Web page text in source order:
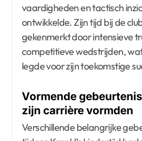
vaardigheden en tactisch
ontwikkelde. Zijn tijd bij de
gekenmerkt door intensieve
competitieve wedstrijden,
legde voor zijn toekomstige
Vormende
zijn carrière vormden
Verschillende belangrijke